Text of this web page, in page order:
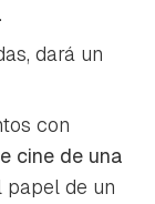
dará un
con
cine de una
papel de un